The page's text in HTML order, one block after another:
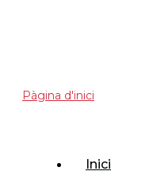
Pàgina d'inici
Inici